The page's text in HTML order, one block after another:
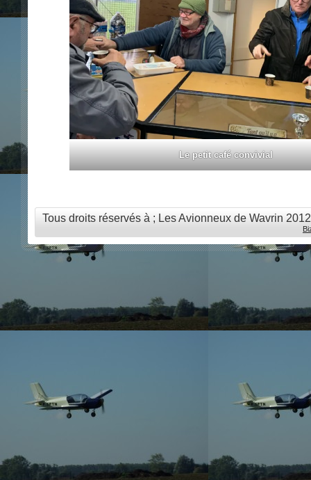
Le petit café convivial
Tous droits réservés à ; Les Avionneux de Wavrin